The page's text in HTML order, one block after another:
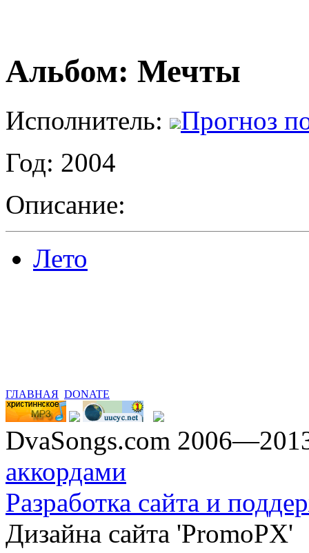
Альбом: Мечты
Исполнитель:
Прогноз
Год: 2004
Описание:
Лето
ГЛАВНАЯ DONATE
DvaSongs.com
аккордами
Разработка сайта и
Дизайна сайта 'PromoPX'